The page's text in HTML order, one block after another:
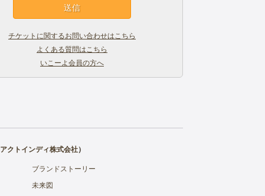
チケットに関するお問い合わせはこちら
よくある質問はこちら
いこーよ会員の方へ
アクトインディ株式会社）
ブランドストーリー
未来図